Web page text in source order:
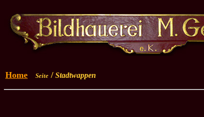
Home Seite / Stadtwappen